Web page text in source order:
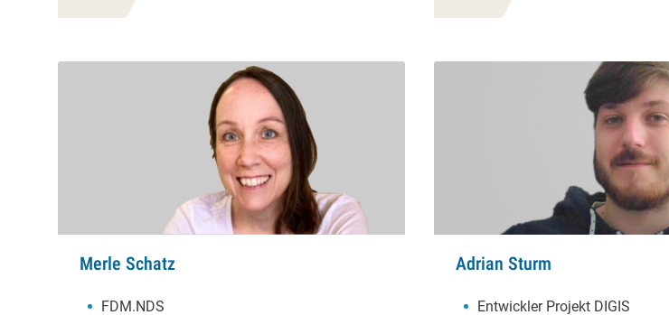
Merle Schatz
Schwerpunkte:
FDM.NDS
Adrian Sturm
Schwerpunkte:
Entwickler Projekt DIGIS